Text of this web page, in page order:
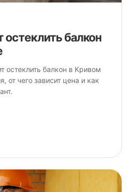
остеклить балкон
остеклить балкон в Кривом
от чего зависит цена и как